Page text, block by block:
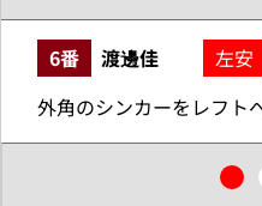
6番 渡邊佳
左安
外角のシンカーをレフト